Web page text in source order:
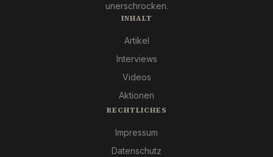
unerschrocken.
INHALT
Artikel
Interviews
Videos
Aktionen
RECHTLICHES
Impressum
Datenschutz